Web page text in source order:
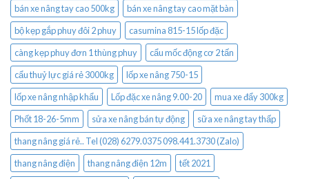
bán xe nâng tay cao 500kg
bán xe nâng tay cao mặt bàn
bộ kẹp gắp phuy đôi 2 phuy
casumina 815-15 lốp đặc
càng kẹp phuy đơn 1 thùng phuy
cẩu mốc động cơ 2 tấn
cẩu thuỷ lực giá rẻ 3000kg
lốp xe nâng 750-15
lốp xe nâng nhập khẩu
Lốp đặc xe nâng 9.00-20
mua xe đẩy 300kg
Phốt 18-26-5mm
sửa xe nâng bán tự động
sữa xe nâng tay thấp
thang nâng giá rẻ.. Tel (028) 6279.0375 098.441.3730 (Zalo)
thang nâng điện
thang nâng điện 12m
tết 2021